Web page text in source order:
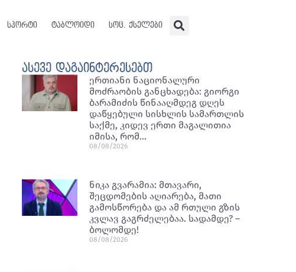
სპორტი ტაბლოიდი სოც. ქსელები
ასევე დაგაინტერესებთ
ერთიანი ნაციონალური
მოძრაობის განცხადება: გიორგი
ბარამიძის წინააღმდეგ დღეს
დაწყებული სისხლის სამართლის
საქმე, კიდევ ერთი მაგალითია
იმისა, რომ…
08/08/2026
ნიკა გვარამია: მთავარი,
შეცდომების აღიარება, მათი
გამოსწორება და ამ რთული გზის
კვლავ გაგრძელებაა. სადამდე? –
ბოლომდე!
08/08/2026